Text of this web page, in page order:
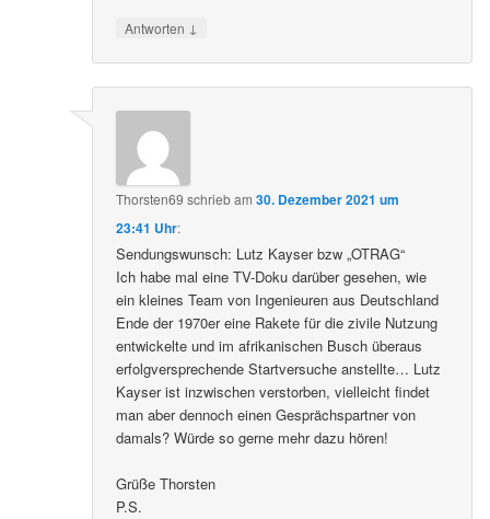
Antworten ↓
Thorsten69 schriebam30. Dezember 2021 um
23:41 Uhr:
Sendungswunsch: Lutz Kayser bzw „OTRAG“
Ich habe mal eine TV-Doku darüber gesehen, wie
ein kleines Team von Ingenieuren aus Deutschland
Ende der 1970er eine Rakete für die zivile Nutzung
entwickelte und im afrikanischen Busch überaus
erfolgversprechende Startversuche anstellte… Lutz
Kayser ist inzwischen verstorben, vielleicht findet
man aber dennoch einen Gesprächspartner von
damals? Würde so gerne mehr dazu hören!
Grüße Thorsten
P.S.